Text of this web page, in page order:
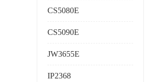
CS5080E
CS5090E
JW3655E
IP2368